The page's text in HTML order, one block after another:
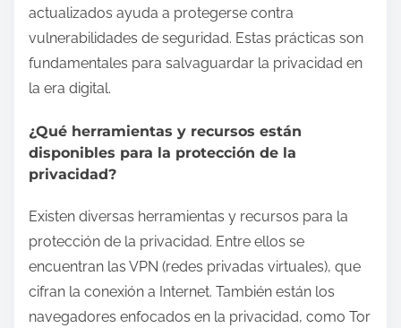
actualizados ayuda a protegerse contra
vulnerabilidades de seguridad. Estas prácticas son
fundamentales para salvaguardar la privacidad en
la era digital.
¿Qué herramientas y recursos están
disponibles para la protección de la
privacidad?
Existen diversas herramientas y recursos para la
protección de la privacidad. Entre ellos se
encuentran las VPN (redes privadas virtuales), que
cifran la conexión a Internet. También están los
navegadores enfocados en la privacidad, como Tor